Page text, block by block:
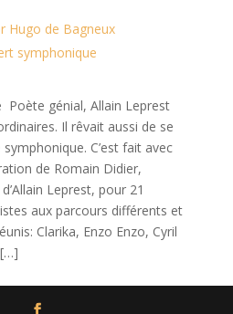
Hugo de Bagneux
symphonique
Poète génial, Allain Leprest
Il rêvait aussi de se
C’est fait avec
de Romain Didier,
Leprest, pour 21
aux parcours différents et
Clarika, Enzo Enzo, Cyril